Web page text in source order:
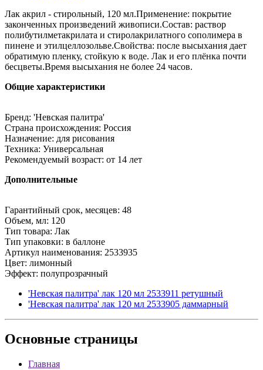
Лак акрил - стирольный, 120 мл.Применение: покрытие
законченных произведений живописи.Состав: раствор
полибутилметакрилата и стиролакрилатного сополимера в
пинене и этилцеллозольве.Свойства: после высыхания дает
обратимую пленку, стойкую к воде. Лак и его плёнка почти
бесцветы.Время высыхания не более 24 часов.
Общие характеристики
Бренд: 'Невская палитра'
Страна происхождения: Россия
Назначение: для рисования
Техника: Универсальная
Рекомендуемый возраст: от 14 лет
Дополнительные
Гарантийный срок, месяцев: 48
Объем, мл: 120
Тип товара: Лак
Тип упаковки: в баллоне
Артикул наименования: 2533935
Цвет: лимонный
Эффект: полупрозрачный
'Невская палитра' лак 120 мл 2533911 ретушный
'Невская палитра' лак 120 мл 2533905 даммарный
Основные страницы
Главная